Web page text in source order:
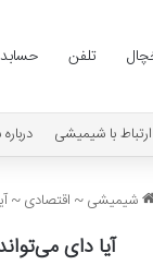
تلفن
ارتباط با شیمیشی
شیمیشی~ اقتصادی~
آیا دای